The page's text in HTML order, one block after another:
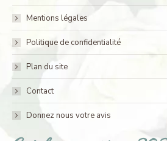
Mentions légales
Politique de confidentialité
Plan du site
Contact
Donnez nous votre avis